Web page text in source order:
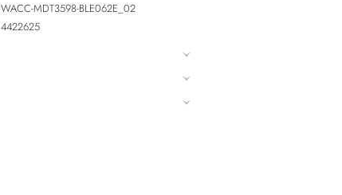
WACC-MDT3598-BLE062E_02
4422625